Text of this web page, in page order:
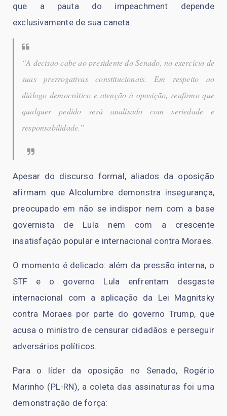
que a pauta do impeachment depende
exclusivamente de sua caneta:
“A decisão cabe ao presidente do Senado, no exercício de
suas prerrogativas constitucionais. Em respeito ao
diálogo democrático e atenção à oposição, reafirmo que
qualquer pedido será analisado com seriedade e
responsabilidade.”
Apesar do discurso formal, aliados da oposição
afirmam que Alcolumbre demonstra insegurança,
preocupado em não se indispor nem com a base
governista de Lula nem com a crescente
insatisfação popular e internacional contra Moraes.
O momento é delicado: além da pressão interna, o
STF e o governo Lula enfrentam desgaste
internacional com a aplicação da Lei Magnitsky
contra Moraes por parte do governo Trump, que
acusa o ministro de censurar cidadãos e perseguir
adversários políticos.
Para o líder da oposição no Senado, Rogério
Marinho (PL-RN), a coleta das assinaturas foi uma
demonstração de força: